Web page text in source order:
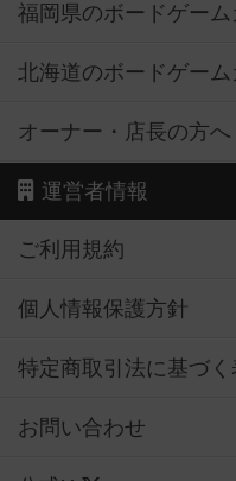
福岡県のボードゲーム
北海道のボードゲーム
オーナー・店長の方へ
運営者情報
ご利用規約
個人情報保護方針
特定商取引法に基づく
お問い合わせ